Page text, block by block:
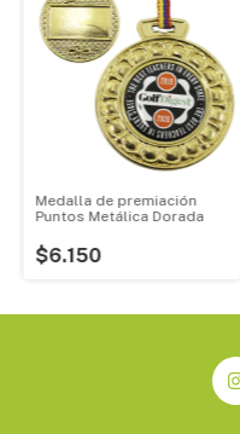
Medalla de premiación
Puntos Metálica Dorada
$6.150